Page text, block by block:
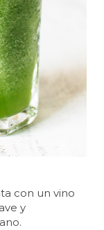
con un vino
y